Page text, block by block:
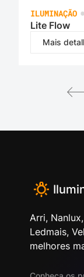
ILUMINAÇÃO
Lite Flow
Mais
Arri,
Ledmais,
melhores